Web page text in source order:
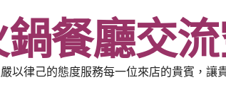
餐廳交
以律己的態度服務每一位來店的貴賓，讓